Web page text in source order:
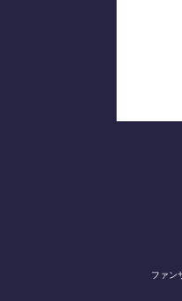
ファン